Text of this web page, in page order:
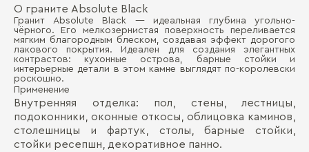
О граните Absolute Black
Гранит Absolute Black — идеальная глубина угольно-
чёрного. Его мелкозернистая поверхность переливается
мягким благородным блеском, создавая эффект дорогого
лакового покрытия. Идеален для создания элегантных
контрастов: кухонные острова, барные стойки и
интерьерные детали в этом камне выглядят по-королевски
роскошно.
Применение
Внутренняя отделка: пол, стены, лестницы,
подоконники, оконные откосы, облицовка каминов,
столешницы и фартук, столы, барные стойки,
стойки ресепшн, декоративное панно.